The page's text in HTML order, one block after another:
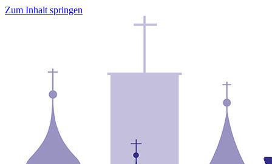
Zum Inhalt springen